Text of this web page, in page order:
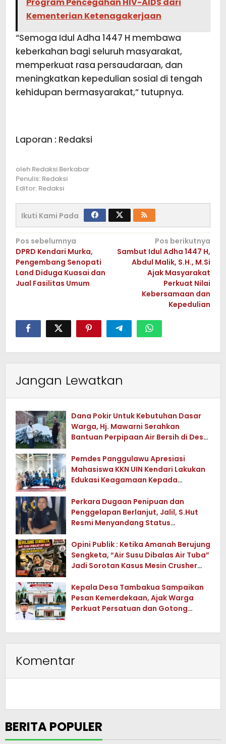
Kementerian Ketenagakerjaan
“Semoga Idul Adha 1447 H membawa
keberkahan bagi seluruh masyarakat,
memperkuat rasa persaudaraan, dan
meningkatkan kepedulian sosial di tengah
kehidupan bermasyarakat,” tutupnya.
Laporan : Redaksi
oleh Redaksi Berkabar
Penulis: Redaksi
Editor: Redaksi
Ikuti Kami Pada
Navigasi
pos
Pos sebelumnya
DPRD Kendari Murka,
Pengembang Senopati
Land Diduga Kuasai dan
Jual Fasilitas Umum
Pos berikutnya
Sambut Idul Adha 1447 H,
Abdul Malik, S.H., M.Si
Ajak Masyarakat
Perkuat Nilai
Kebersamaan dan
Kepedulian
Jangan Lewatkan
Dana Pokir Untuk Kebutuhan Dasar
Warga, Hj. Mawarni Serahkan
Bantuan Perpipaan Air Bersih di Desa
Pemdes Panggulawu Apresiasi
Mahasiswa KKN UIN Kendari Lakukan
Edukasi Keagamaan Kepada
Perkara Dugaan Penipuan dan
Penggelapan Berlanjut, Jalil, S.Hut
Resmi Menyandang Status
Opini Publik : Ketika Amanah Berujung
Sengketa, “Air Susu Dibalas Air Tuba”
Jadi Sorotan Kasus Mesin Crusher
Kepala Desa Tambakua Sampaikan
Pesan Kemerdekaan, Ajak Warga
Perkuat Persatuan dan Gotong
Komentar
BERITA POPULER